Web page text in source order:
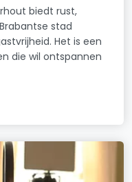
biedt rust,
stad
Het is een
die wil ontspannen